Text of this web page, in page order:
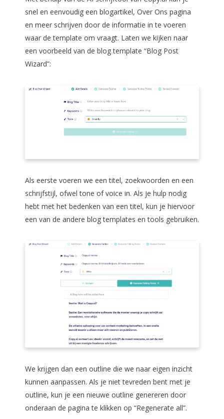
snel en eenvoudig een blogartikel, Over Ons pagina
en meer schrijven door de informatie in te voeren
waar de template om vraagt. Laten we kijken naar
een voorbeeld van de blog template “Blog Post
Wizard”:
Als eerste voeren we een titel, zoekwoorden en een
schrijfstijl, ofwel tone of voice in. Als je hulp nodig
hebt met het bedenken van een titel, kun je hiervoor
een van de andere blog templates en tools gebruiken.
We krijgen dan een outline die we naar eigen inzicht
kunnen aanpassen. Als je niet tevreden bent met je
outline, kun je een nieuwe outline genereren door
onderaan de pagina te klikken op “Regenerate all”.